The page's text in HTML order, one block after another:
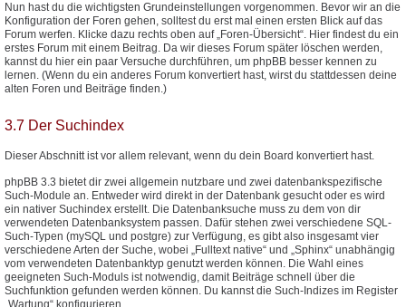
Nun hast du die wichtigsten Grundeinstellungen vorgenommen. Bevor wir an die
Konfiguration der Foren gehen, solltest du erst mal einen ersten Blick auf das
Forum werfen. Klicke dazu rechts oben auf „Foren-Übersicht“. Hier findest du ein
erstes Forum mit einem Beitrag. Da wir dieses Forum später löschen werden,
kannst du hier ein paar Versuche durchführen, um phpBB besser kennen zu
lernen. (Wenn du ein anderes Forum konvertiert hast, wirst du stattdessen deine
alten Foren und Beiträge finden.)
3.7 Der Suchindex
Dieser Abschnitt ist vor allem relevant, wenn du dein Board konvertiert hast.
phpBB 3.3 bietet dir zwei allgemein nutzbare und zwei datenbankspezifische
Such-Module an. Entweder wird direkt in der Datenbank gesucht oder es wird
ein nativer Suchindex erstellt. Die Datenbanksuche muss zu dem von dir
verwendeten Datenbanksystem passen. Dafür stehen zwei verschiedene SQL-
Such-Typen (mySQL und postgre) zur Verfügung, es gibt also insgesamt vier
verschiedene Arten der Suche, wobei „Fulltext native“ und „Sphinx“ unabhängig
vom verwendeten Datenbanktyp genutzt werden können. Die Wahl eines
geeigneten Such-Moduls ist notwendig, damit Beiträge schnell über die
Suchfunktion gefunden werden können. Du kannst die Such-Indizes im Register
„Wartung“ konfigurieren.